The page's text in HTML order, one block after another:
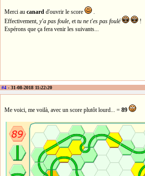
Merci au canard d'ouvrir le score
Effectivement, y'a pas foule , et tu ne t'es pas foulé
!
Espérons que ça fera venir les suivants...
#4 - 31-08-2018 11:22:20
Me voici, me voilà, avec un score plutôt lourd... = 89